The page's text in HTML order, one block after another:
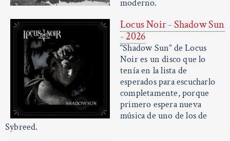
moderno.
Locus Noir - Shadow Sun
- 2026
“Shadow Sun” de Locus
Noir es un disco que lo
tenía en la lista de
esperados para escucharlo
completamente, porque
primero espera nueva
música de uno de los de
Sybreed.